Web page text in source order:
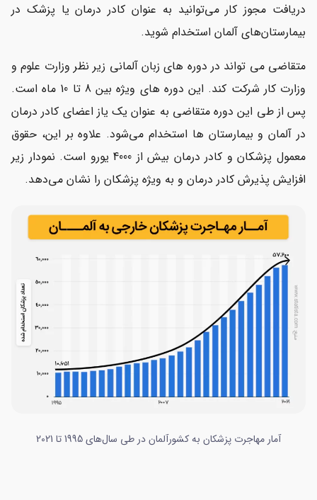
دریافت مجوز کار می‌توانید به عنوان کادر درمان یا پزشک در
بیمارستان‌های آلمان استخدام شوید.
متقاضی می تواند در دوره های زبان آلمانی زیر نظر وزارت علوم و
وزارت کار شرکت کند. این دوره های ویژه بین 8 تا 10 ماه است.
پس از طی این دوره متقاضی به عنوان یک یاز اعضای کادر درمان
در آلمان و بیمارستان ها استخدام می‌شود. علاوه بر این، حقوق
معمول پزشکان و کادر درمان بیش از 4000 یورو است. نمودار زیر
افزایش پذیرش کادر درمان و به ویژه پزشکان را نشان می‌دهد.
آمار مهاجرت پزشکان به کشورآلمان در طی سال‌های 1995 تا 2021